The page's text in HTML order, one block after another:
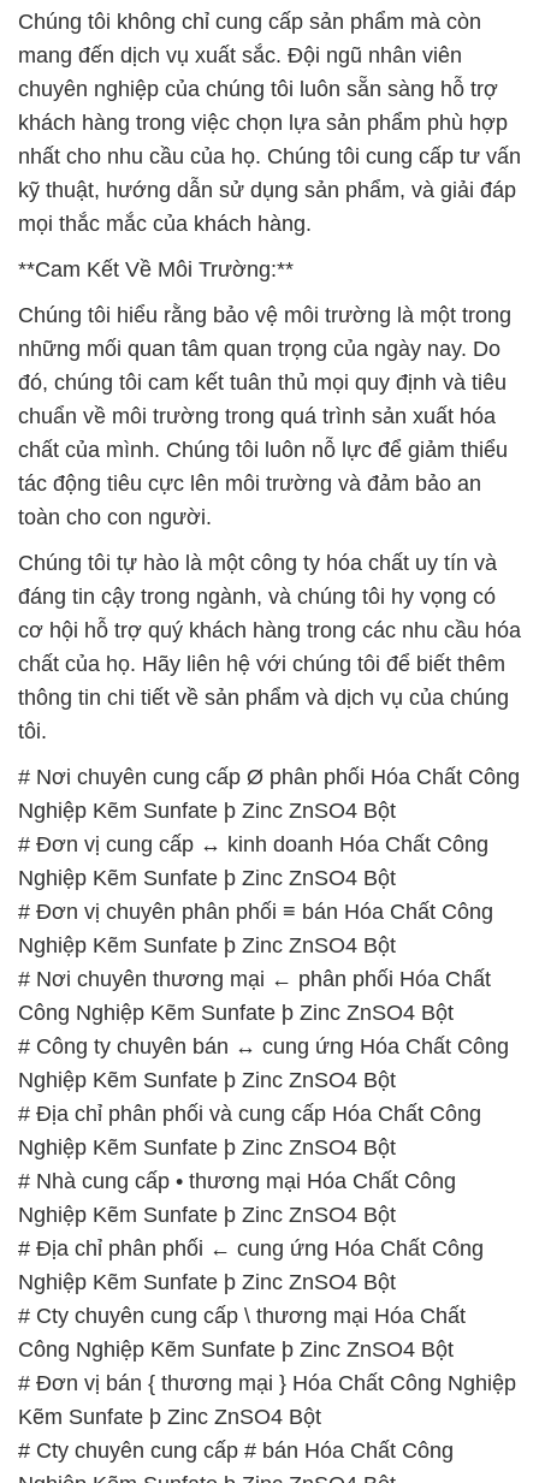
nhất cho nhu cầu của họ. Chúng tôi cung cấp tư vấn
kỹ thuật, hướng dẫn sử dụng sản phẩm, và giải đáp
mọi thắc mắc của khách hàng.
**Cam Kết Về Môi Trường:**
Chúng tôi hiểu rằng bảo vệ môi trường là một trong
những mối quan tâm quan trọng của ngày nay. Do
đó, chúng tôi cam kết tuân thủ mọi quy định và tiêu
chuẩn về môi trường trong quá trình sản xuất hóa
chất của mình. Chúng tôi luôn nỗ lực để giảm thiểu
tác động tiêu cực lên môi trường và đảm bảo an
toàn cho con người.
Chúng tôi tự hào là một công ty hóa chất uy tín và
đáng tin cậy trong ngành, và chúng tôi hy vọng có
cơ hội hỗ trợ quý khách hàng trong các nhu cầu hóa
chất của họ. Hãy liên hệ với chúng tôi để biết thêm
thông tin chi tiết về sản phẩm và dịch vụ của chúng
tôi.
# Nơi chuyên cung cấp Ø phân phối Hóa Chất Công
Nghiệp Kẽm Sunfate þ Zinc ZnSO4 Bột
# Đơn vị cung cấp ↔ kinh doanh Hóa Chất Công
Nghiệp Kẽm Sunfate þ Zinc ZnSO4 Bột
# Đơn vị chuyên phân phối ≡ bán Hóa Chất Công
Nghiệp Kẽm Sunfate þ Zinc ZnSO4 Bột
# Nơi chuyên thương mại ← phân phối Hóa Chất
Công Nghiệp Kẽm Sunfate þ Zinc ZnSO4 Bột
# Công ty chuyên bán ↔ cung ứng Hóa Chất Công
Nghiệp Kẽm Sunfate þ Zinc ZnSO4 Bột
# Địa chỉ phân phối và cung cấp Hóa Chất Công
Nghiệp Kẽm Sunfate þ Zinc ZnSO4 Bột
# Nhà cung cấp • thương mại Hóa Chất Công
Nghiệp Kẽm Sunfate þ Zinc ZnSO4 Bột
# Địa chỉ phân phối ← cung ứng Hóa Chất Công
Nghiệp Kẽm Sunfate þ Zinc ZnSO4 Bột
# Cty chuyên cung cấp \ thương mại Hóa Chất
Công Nghiệp Kẽm Sunfate þ Zinc ZnSO4 Bột
# Đơn vị bán { thương mại } Hóa Chất Công Nghiệp
Kẽm Sunfate þ Zinc ZnSO4 Bột
# Cty chuyên cung cấp # bán Hóa Chất Công
Nghiệp Kẽm Sunfate þ Zinc ZnSO4 Bột
📞PHÒNG KINH DOANH – CÔNG TY HÓA CHẤT
ĐẮC TRƯỜNG PHÁT🌐